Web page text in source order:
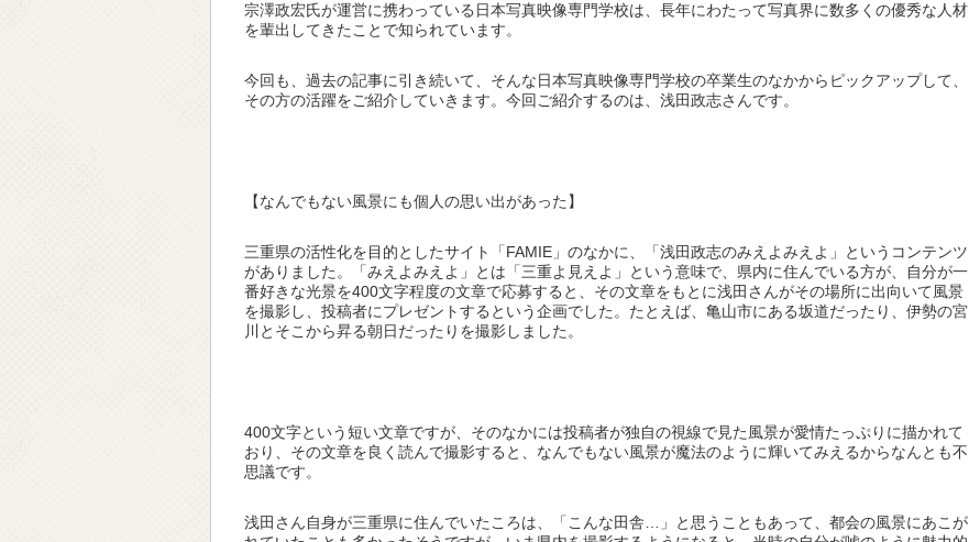
宗澤政宏氏が運営に携わっている日本写真映像専門学校は、長年にわたって写真界に数多くの優秀な人材
を輩出してきたことで知られています。
今回も、過去の記事に引き続いて、そんな日本写真映像専門学校の卒業生のなかからピックアップして、
その方の活躍をご紹介していきます。今回ご紹介するのは、浅田政志さんです。
【なんでもない風景にも個人の思い出があった】
三重県の活性化を目的としたサイト「FAMIE」のなかに、「浅田政志のみえよみえよ」というコンテンツ
がありました。「みえよみえよ」とは「三重よ見えよ」という意味で、県内に住んでいる方が、自分が一
番好きな光景を400文字程度の文章で応募すると、その文章をもとに浅田さんがその場所に出向いて風景
を撮影し、投稿者にプレゼントするという企画でした。たとえば、亀山市にある坂道だったり、伊勢の宮
川とそこから昇る朝日だったりを撮影しました。
400文字という短い文章ですが、そのなかには投稿者が独自の視線で見た風景が愛情たっぷりに描かれて
おり、その文章を良く読んで撮影すると、なんでもない風景が魔法のように輝いてみえるからなんとも不
思議です。
浅田さん自身が三重県に住んでいたころは、「こんな田舎…」と思うこともあって、都会の風景にあこが